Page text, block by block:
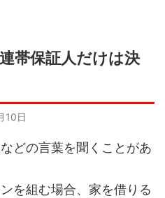
帯保証人だけは決
10日
どの言葉を聞くことがあ
を組む場合、家を借りる